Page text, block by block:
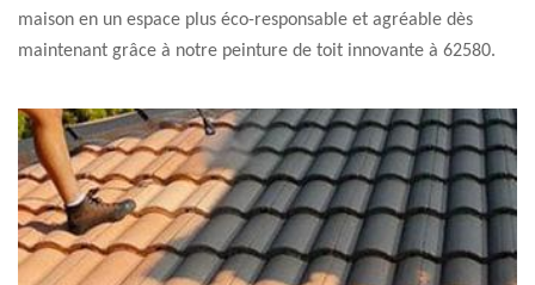
maison en un espace plus éco-responsable et agréable dès
maintenant grâce à notre peinture de toit innovante à 62580.